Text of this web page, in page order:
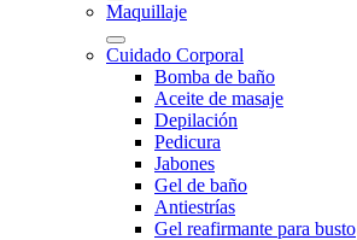
Maquillaje
Cuidado Corporal
Bomba de baño
Aceite de masaje
Depilación
Pedicura
Jabones
Gel de baño
Antiestrías
Gel reafirmante para busto